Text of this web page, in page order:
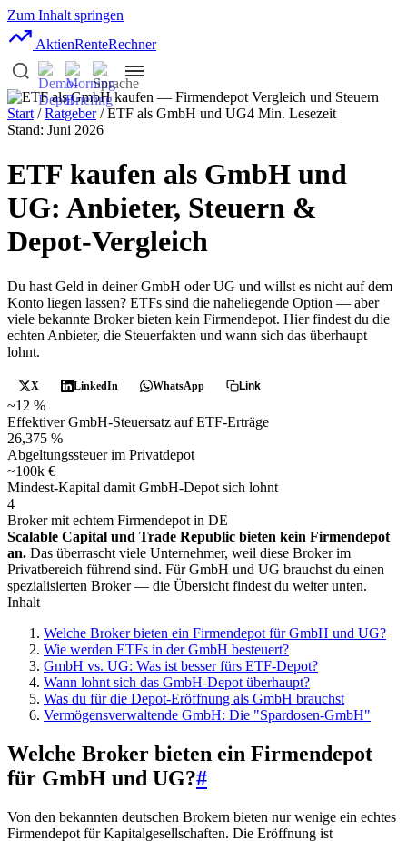
Zum Inhalt springen
AktienRenteRechner
Start /Ratgeber/ ETF als GmbH und UG4 Min. Lesezeit
Stand: Juni 2026
ETF kaufen als GmbH und
UG: Anbieter, Steuern &
Depot-Vergleich
Du hast Geld in deiner GmbH oder UG und willst es nicht auf dem
Konto liegen lassen? ETFs sind die naheliegende Option — aber
viele bekannte Broker bieten kein Firmendepot. Hier findest du die
echten Anbieter, die Steuerfakten und wann sich das überhaupt
lohnt.
X LinkedIn WhatsApp Link
~12 %
Effektiver GmbH-Steuersatz auf ETF-Erträge
26,375 %
Abgeltungssteuer im Privatdepot
~100k €
Mindest-Kapital damit GmbH-Depot sich lohnt
4
Broker mit echtem Firmendepot in DE
Scalable Capital und Trade Republic bieten kein Firmendepot
an. Das überrascht viele Unternehmer, weil diese Broker im
Privatbereich führend sind. Für GmbH und UG brauchst du einen
spezialisierten Broker — die Übersicht findest du weiter unten.
Inhalt
Welche Broker bieten ein Firmendepot für GmbH und UG?
Wie werden ETFs in der GmbH besteuert?
GmbH vs. UG: Was ist besser fürs ETF-Depot?
Wann lohnt sich das GmbH-Depot überhaupt?
Was du für die Depot-Eröffnung als GmbH brauchst
Vermögensverwaltende GmbH: Die "Spardosen-GmbH"
Welche Broker bieten ein Firmendepot
für GmbH und UG?#
Von den bekannten deutschen Brokern bieten nur wenige ein echtes
Firmendepot für Kapitalgesellschaften. Die Eröffnung ist